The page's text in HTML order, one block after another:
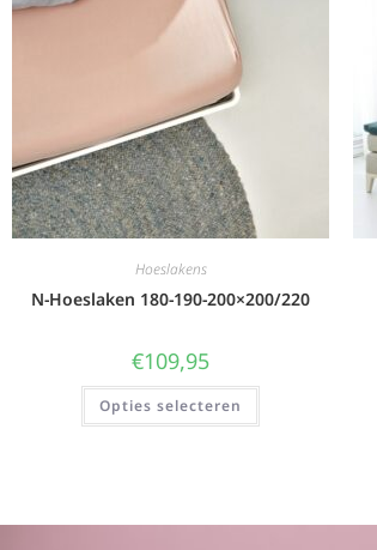
Hoeslakens
N-Hoeslaken 180-190-200×200/220
€109,95
Opties selecteren